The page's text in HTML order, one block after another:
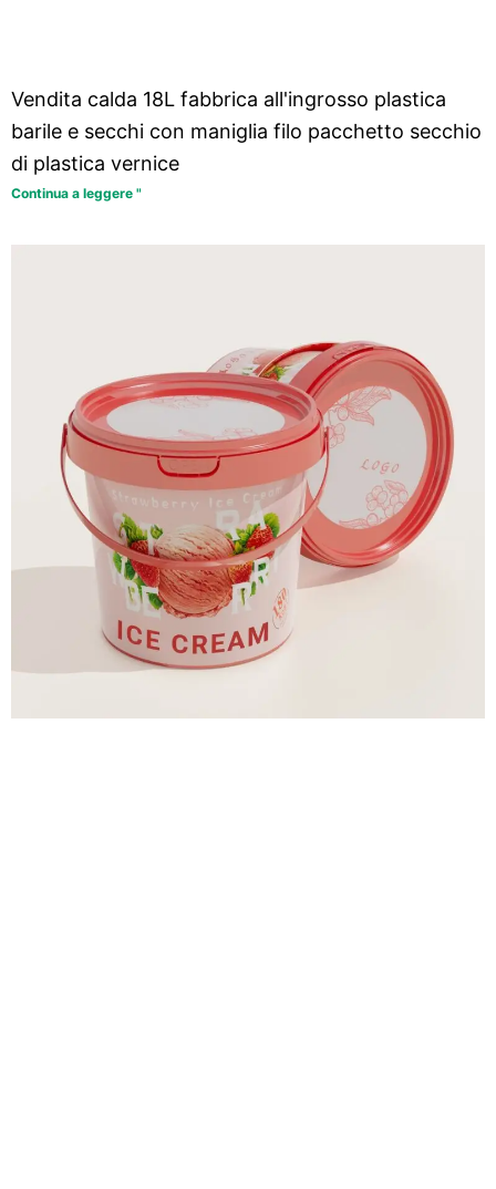
Vendita calda 18L fabbrica all'ingrosso plastica
barile e secchi con maniglia filo pacchetto secchio
di plastica vernice
Continua a leggere "